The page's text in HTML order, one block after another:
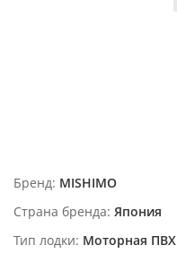
Бренд MISHIMO
Страна бренда Япония
Тип лодки Моторная ПВХ